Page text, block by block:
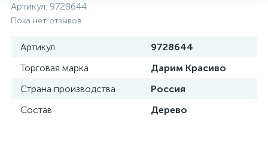
Артикул: 9728644
Пока нет отзывов
Артикул
9728644
Торговая марка
Дарим Красиво
Страна производства
Россия
Состав
Дерево